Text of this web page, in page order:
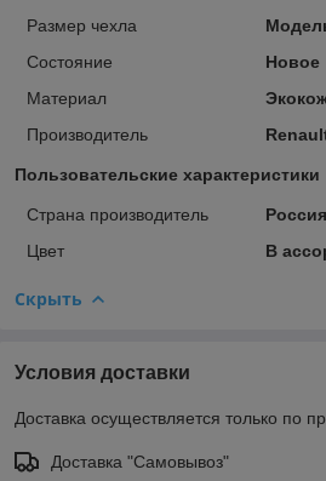
Размер чехла
Состояние
Новое
Материал
Производитель
Пользовательские характеристики
Страна производитель
Цвет
В
Скрыть
Условия доставки
Доставка осуществляется только по
Доставка "Самовывоз"